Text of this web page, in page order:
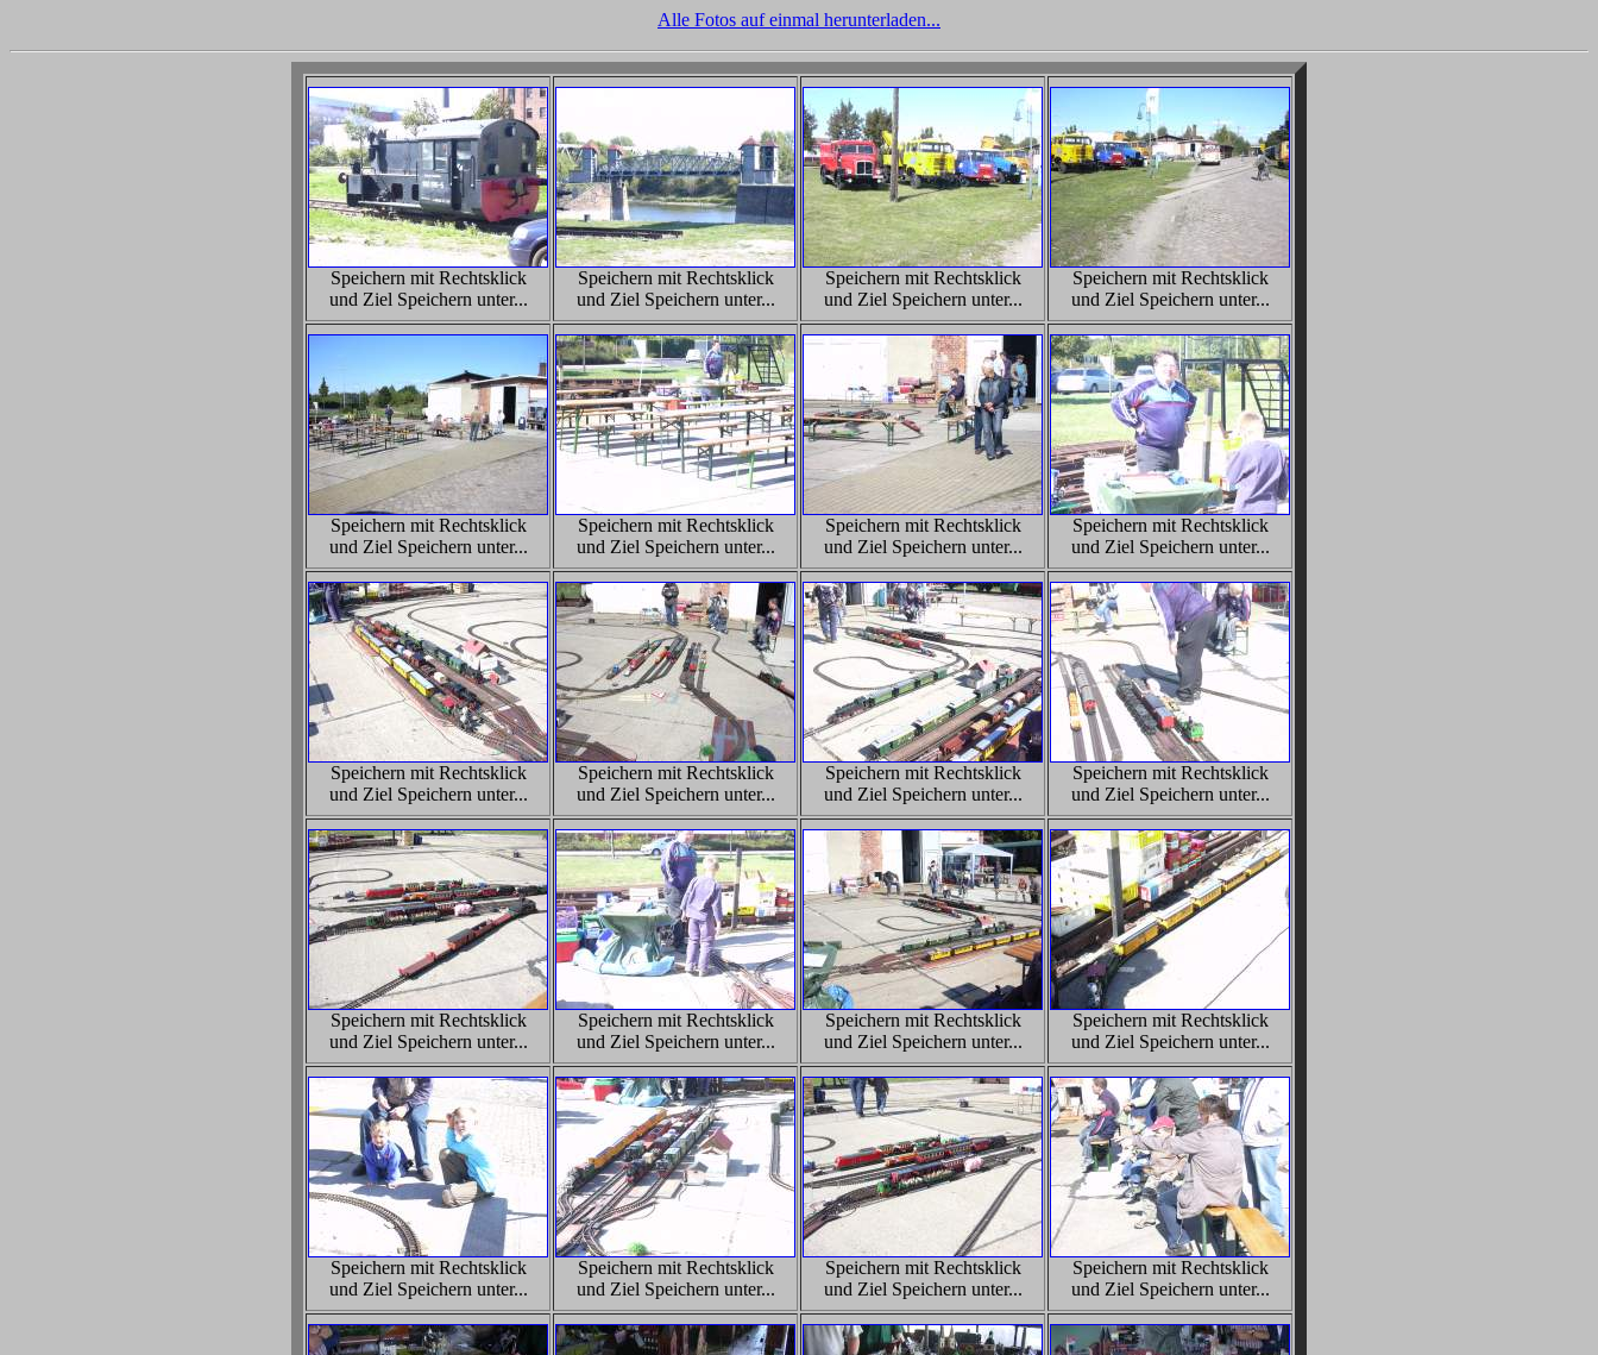
Alle Fotos auf einmal herunterladen...
Speichern mit Rechtsklick
und Ziel Speichern unter...
Speichern mit Rechtsklick
und Ziel Speichern unter...
Speichern mit Rechtsklick
und Ziel Speichern unter...
Speichern mit Rechtsklick
und Ziel Speichern unter...
Speichern mit Rechtsklick
und Ziel Speichern unter...
Speichern mit Rechtsklick
und Ziel Speichern unter...
Speichern mit Rechtsklick
und Ziel Speichern unter...
Speichern mit Rechtsklick
und Ziel Speichern unter...
Speichern mit Rechtsklick
und Ziel Speichern unter...
Speichern mit Rechtsklick
und Ziel Speichern unter...
Speichern mit Rechtsklick
und Ziel Speichern unter...
Speichern mit Rechtsklick
und Ziel Speichern unter...
Speichern mit Rechtsklick
und Ziel Speichern unter...
Speichern mit Rechtsklick
und Ziel Speichern unter...
Speichern mit Rechtsklick
und Ziel Speichern unter...
Speichern mit Rechtsklick
und Ziel Speichern unter...
Speichern mit Rechtsklick
und Ziel Speichern unter...
Speichern mit Rechtsklick
und Ziel Speichern unter...
Speichern mit Rechtsklick
und Ziel Speichern unter...
Speichern mit Rechtsklick
und Ziel Speichern unter...